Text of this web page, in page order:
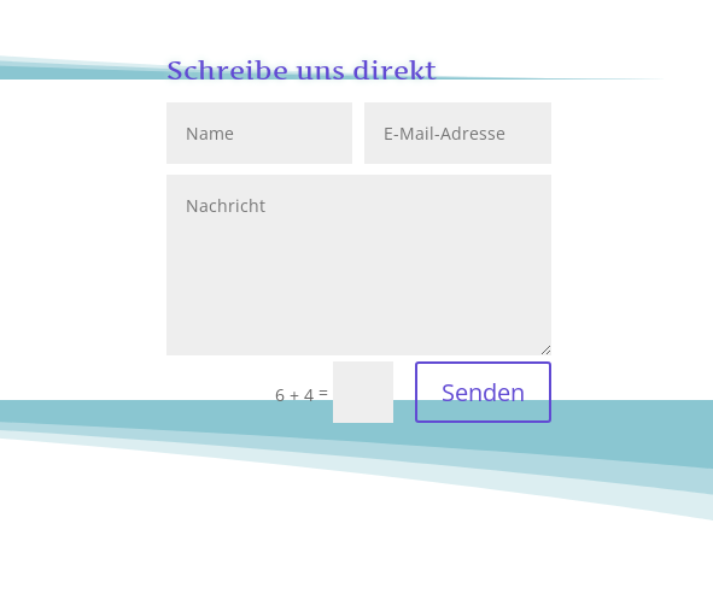
Schreibe uns direkt
6 + 4= Senden